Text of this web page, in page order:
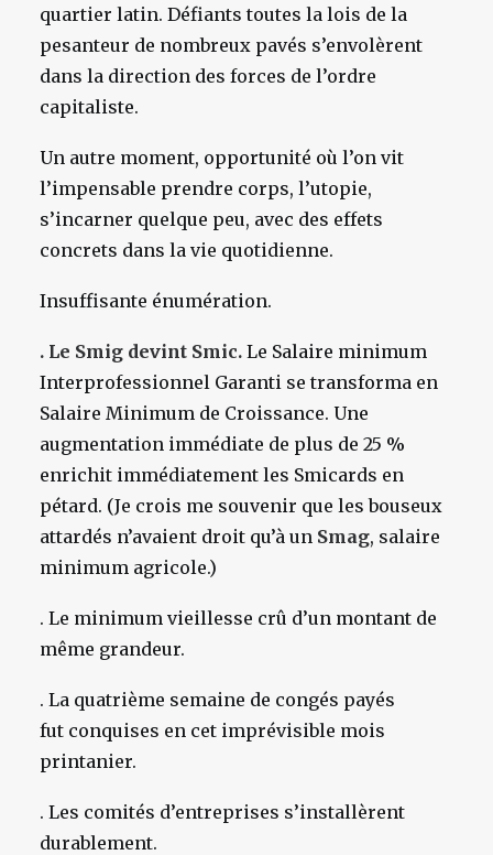
quartier latin. Défiants toutes la lois de la
pesanteur de nombreux pavés s’envolèrent
dans la direction des forces de l’ordre
capitaliste.
Un autre moment, opportunité où l’on vit
l’impensable prendre corps, l’utopie,
s’incarner quelque peu, avec des effets
concrets dans la vie quotidienne.
Insuffisante énumération.
. Le Smig devint Smic. Le Salaire minimum
Interprofessionnel Garanti se transforma en
Salaire Minimum de Croissance. Une
augmentation immédiate de plus de 25 %
enrichit immédiatement les Smicards en
pétard. (Je crois me souvenir que les bouseux
attardés n’avaient droit qu’à un Smag, salaire
minimum agricole.)
. Le minimum vieillesse crû d’un montant de
même grandeur.
. La quatrième semaine de congés payés
fut conquises en cet imprévisible mois
printanier.
. Les comités d’entreprises s’installèrent
durablement.